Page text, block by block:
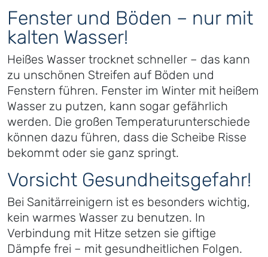
Fenster und Böden – nur mit
kalten Wasser!
Heißes Wasser trocknet schneller – das kann
zu unschönen Streifen auf Böden und
Fenstern führen. Fenster im Winter mit heißem
Wasser zu putzen, kann sogar gefährlich
werden. Die großen Temperaturunterschiede
können dazu führen, dass die Scheibe Risse
bekommt oder sie ganz springt.
Vorsicht Gesundheitsgefahr!
Bei Sanitärreinigern ist es besonders wichtig,
kein warmes Wasser zu benutzen. In
Verbindung mit Hitze setzen sie giftige
Dämpfe frei – mit gesundheitlichen Folgen.